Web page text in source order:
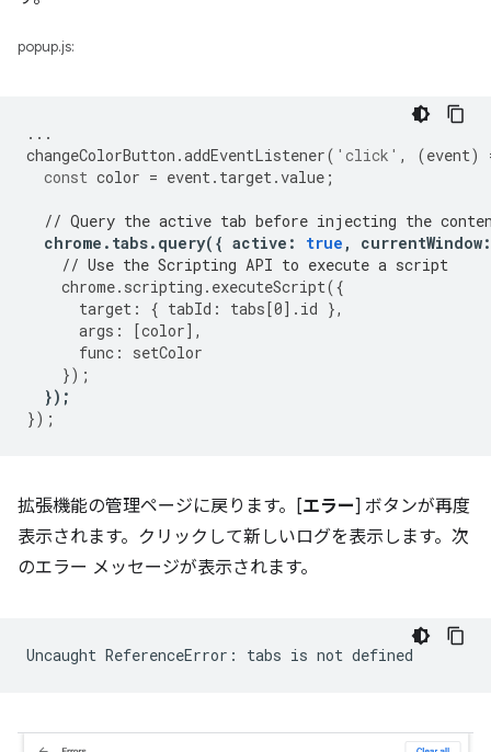
popup.js:
...
changeColorButton .addEventListener( 'click' , (event)
const color = event. target.value ;
// Query the active tab before injecting the
chrome . tabs. query({ active : true , currentWindow:
// Use the Scripting API to execute a script
chrome. scripting . executeScript({
target : { tabId : tabs[0]. id },
args : [color],
func :
setColor
});
});
});
拡張機能の管理ページに戻ります。[エラー] ボタンが再度
表示されます。クリックして新しいログを表示します。次
のエラー メッセージが表示されます。